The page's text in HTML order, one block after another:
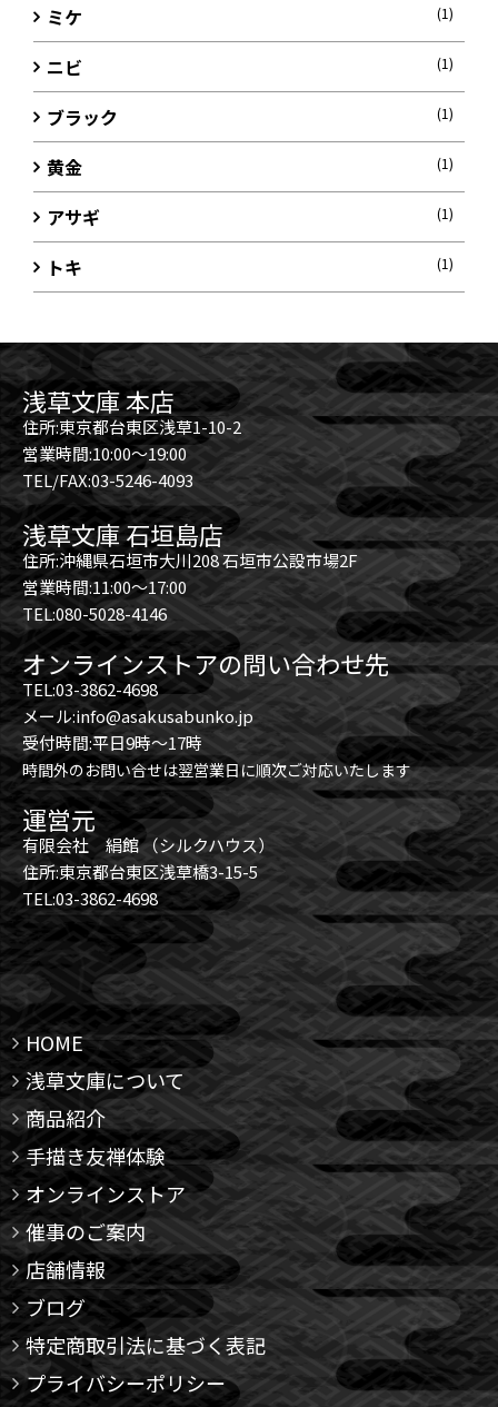
ミケ (1)
ニビ (1)
ブラック (1)
黄金 (1)
アサギ (1)
トキ (1)
浅草文庫 本店
住所:東京都台東区浅草1-10-2
営業時間:10:00～19:00
TEL/FAX:03-5246-4093
浅草文庫 石垣島店
住所:沖縄県石垣市大川208 石垣市公設市場2F
営業時間:11:00～17:00
TEL:080-5028-4146
オンラインストアの問い合わせ先
TEL:03-3862-4698
メール:info@asakusabunko.jp
受付時間:平日9時～17時
時間外のお問い合せは翌営業日に順次ご対応いたします
運営元
有限会社 絹館 （シルクハウス）
住所:東京都台東区浅草橋3-15-5
TEL:03-3862-4698
HOME
浅草文庫について
商品紹介
手描き友禅体験
オンラインストア
催事のご案内
店舗情報
ブログ
特定商取引法に基づく表記
プライバシーポリシー